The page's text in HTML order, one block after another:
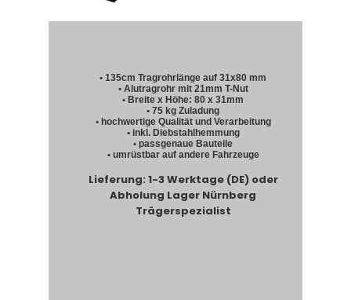
• 135cm Tragrohrlänge auf 31x80 mm
• Alutragrohr mit 21mm T-Nut
• Breite x Höhe: 80 x 31mm
• 75 kg Zuladung
• hochwertige Qualität und Verarbeitung
• inkl. Diebstahlhemmung
• passgenaue Bauteile
• umrüstbar auf andere Fahrzeuge
Lieferung: 1-3 Werktage (DE) oder
Abholung Lager Nürnberg
Trägerspezialist